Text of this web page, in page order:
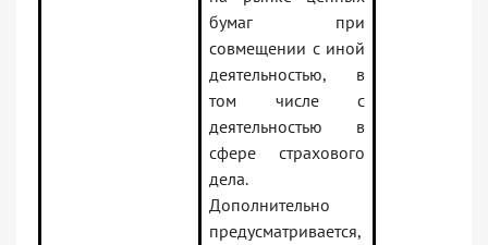
бумаг при
совмещении с иной
деятельностью, в
том числе с
деятельностью в
сфере страхового
дела.
Дополнительно
предусматривается,